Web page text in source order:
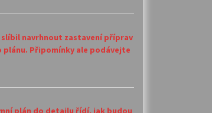
navrhnout zastavení příprav
plánu. Připomínky ale podávejte